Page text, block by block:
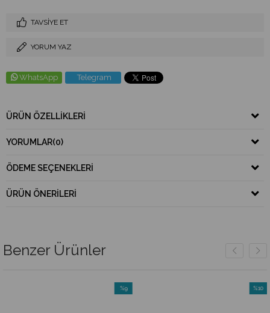
TAVSIYE ET
YORUM YAZ
WhatsApp Telegram
ÜRÜN ÖZELLIKLERI
YORUMLAR(0)
ÖDEME SEÇENEKLERI
ÜRÜN ÖNERILERI
Benzer Ürünler
%9
%10